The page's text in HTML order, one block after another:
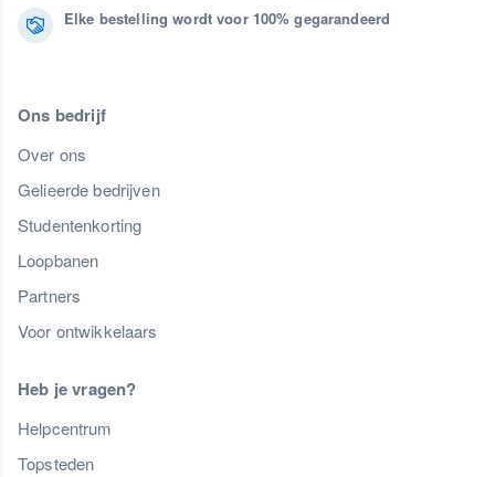
Elke bestelling wordt voor 100% gegarandeerd
Ons bedrijf
Over ons
Gelieerde bedrijven
Studentenkorting
Loopbanen
Partners
Voor ontwikkelaars
Heb je vragen?
Helpcentrum
Topsteden